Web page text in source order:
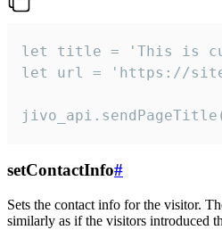
let title = 'This is
let url = 'https://
setContactInfo#
Sets the contact info for the visitor.
similarly as if the visitors introduced